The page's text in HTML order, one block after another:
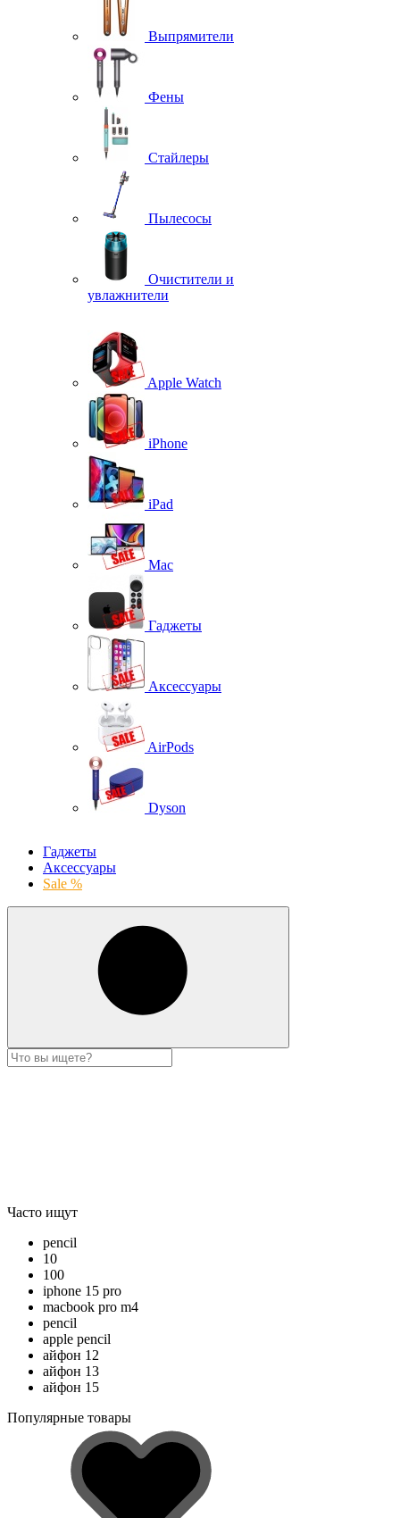
Выпрямители
Фены
Стайлеры
Пылесосы
Очистители и
увлажнители
Apple Watch
iPhone
iPad
Mac
Гаджеты
Аксессуары
AirPods
Dyson
Гаджеты
Аксессуары
Sale %
Часто ищут
pencil
10
100
iphone 15 pro
macbook pro m4
pencil
apple pencil
айфон 12
айфон 13
айфон 15
Популярные товары